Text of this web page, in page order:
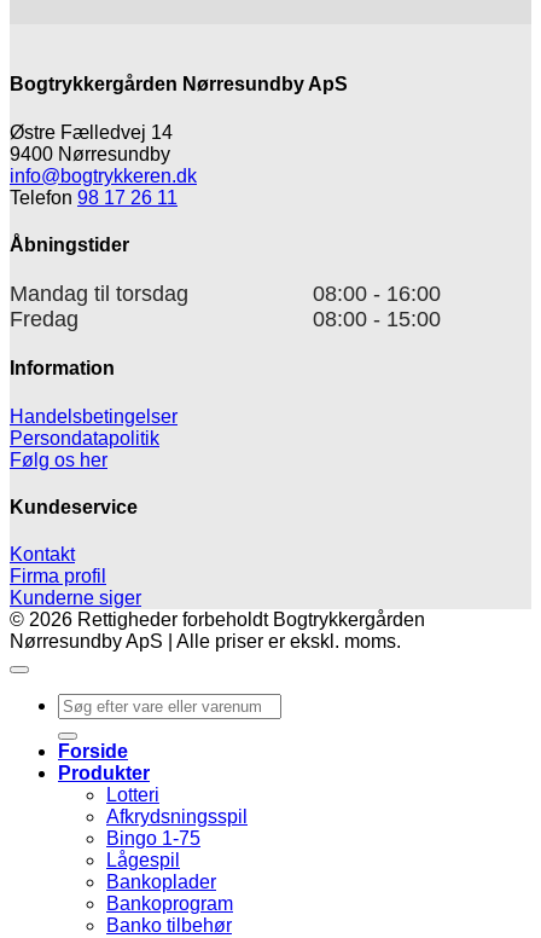
Bogtrykkergården Nørresundby ApS
Østre Fælledvej 14
9400 Nørresundby
info@bogtrykkeren.dk
Telefon 98 17 26 11
Åbningstider
Mandag til torsdag
08:00 - 16:00
Fredag
08:00 - 15:00
Information
Handelsbetingelser
Persondatapolitik
Følg os her
Kundeservice
Kontakt
Firma profil
Kunderne siger
© 2026 Rettigheder forbeholdt Bogtrykkergården
Nørresundby ApS | Alle priser er ekskl. moms.
Søg
efter:
Forside
Produkter
Lotteri
Afkrydsningsspil
Bingo 1-75
Lågespil
Bankoplader
Bankoprogram
Banko tilbehør